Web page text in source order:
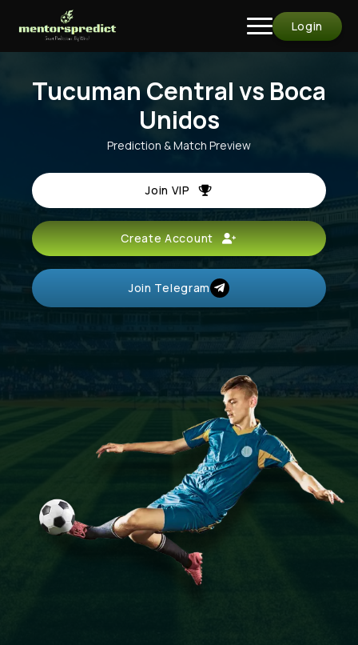
Login
Tucuman Central vs Boca
Unidos
Prediction & Match Preview
Join VIP
Create Account
Join Telegram